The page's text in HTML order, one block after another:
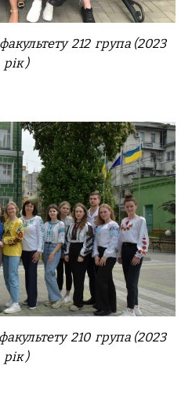
212 група (2023
рік )
210група (2023
рік )